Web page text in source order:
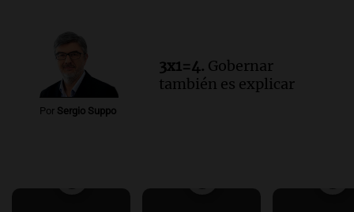
Por Sergio Suppo
3x1=4. Gobernar
también es explicar